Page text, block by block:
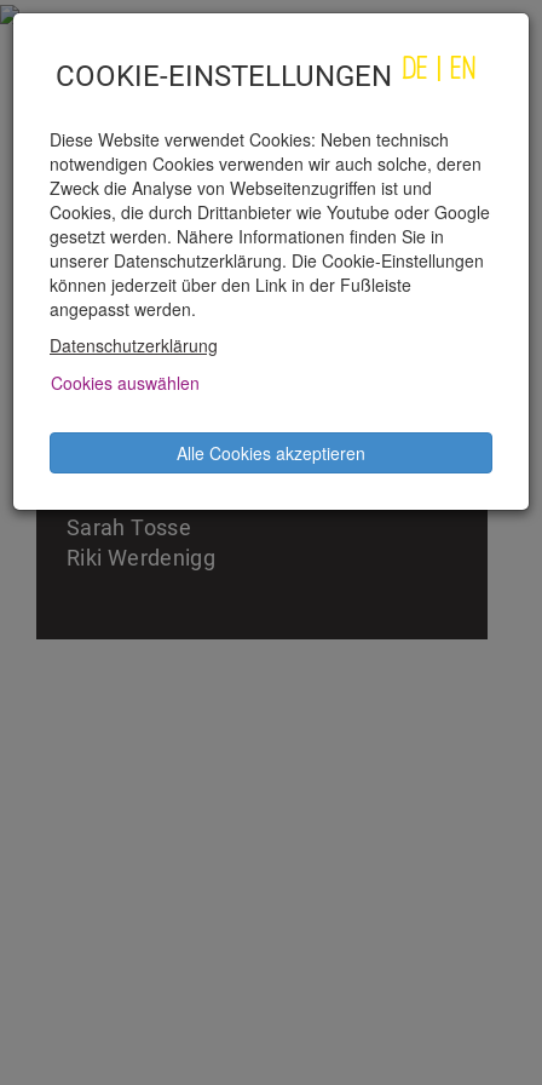
DE EN
PUBLIKUMSDIENST
Lukas Formanek
Eugenia Hauser
Rodrigo Lagos
Ekaterina Levtonova
Sarah Tosse
Riki Werdenigg
COOKIE-EINSTELLUNGEN
Diese Website verwendet Cookies: Neben technisch
notwendigen Cookies verwenden wir auch solche, deren
Zweck die Analyse von Webseitenzugriffen ist und
Cookies, die durch Drittanbieter wie Youtube oder Google
gesetzt werden. Nähere Informationen finden Sie in
unserer Datenschutzerklärung. Die Cookie-Einstellungen
können jederzeit über den Link in der Fußleiste
angepasst werden.
Datenschutzerklärung
Cookies auswählen
Alle Cookies akzeptieren